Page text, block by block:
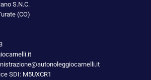
S.N.C.
(CO)
SDI: M5UXCR1